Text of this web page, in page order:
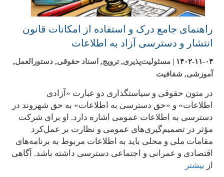
راهنمای جامع درک و استفاده از امکانات قانون
انتشار و دسترسی آزاد به اطلاعات
۱۴۰۲-۱۱-۰۴ |مسئولیت‌پذیری,ترویج, اسناد حقوقی,دستورالعمل,
آموزشی, شفافیت
در متون حقوقی و سیاستگذاری دو عبارت «آزادی
اطلاعات» و «حق دسترسی به اطلاعات» به حق شهروند در
دسترسی به اطلاعات عمومی اشاره دارد. او برای شرکت
مؤثر در تصمیم‌گیری‌های عمومی و نظارت بر عمل‌کرد
مقامات ملی و محلی باید به اطلاعات مربوط به برنامه‌های
اقتصادی و عمرانی و اجتماعی دسترسی داشته باشد. آگاهی
از بیشتر